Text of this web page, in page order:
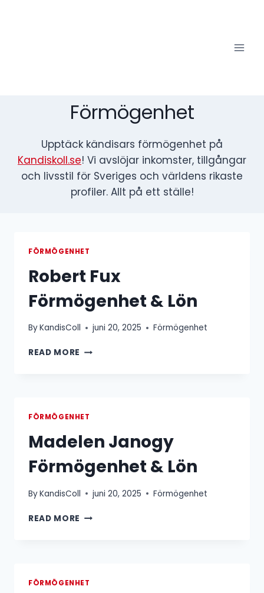
Förmögenhet
Upptäck kändisars förmögenhet på
Kandiskoll.se! Vi avslöjar inkomster, tillgångar
och livsstil för Sveriges och världens rikaste
profiler. Allt på ett ställe!
FÖRMÖGENHET
Robert Fux
Förmögenhet & Lön
ByKandisColl juni 20, 2025 Förmögenhet
READ MORE ROBERT
FÖRMÖGENHET
Madelen Janogy
Förmögenhet & Lön
ByKandisColl juni 20, 2025 Förmögenhet
READ MORE MADELEN
FÖRMÖGENHET